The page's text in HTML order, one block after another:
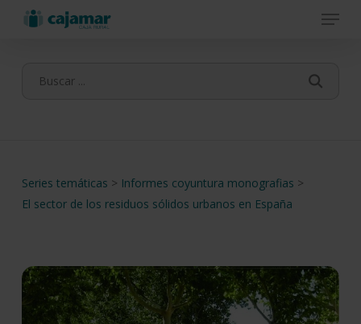
Menu
Series temáticas > Informes coyuntura monografias >
El sector de los residuos sólidos urbanos en España